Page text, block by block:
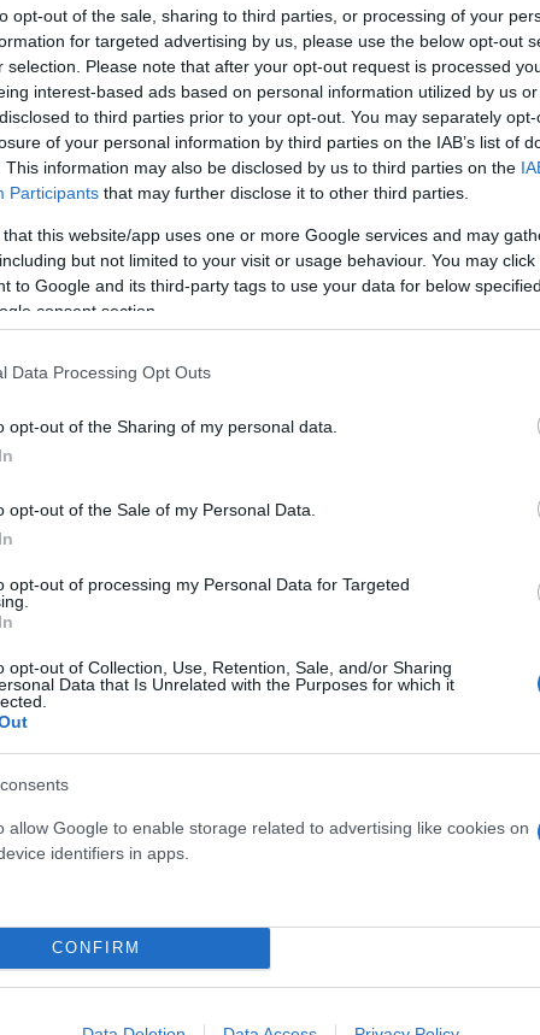
opt-out of the sale, sharing to third parties, or processing of your
for targeted advertising by us, please use the below opt-out
selection. Please note that after your opt-out request is processed
interest-based ads based on personal information utilized by us
to third parties prior to your opt-out. You may separately
of your personal information by third parties on the IAB’s list of
This information may also be disclosed by us to third parties on the
Participants that may further disclose it to other third parties.
that this website/app uses one or more Google services and may
but not limited to your visit or usage behaviour. You may
to Google and its third-party tags to use your data for below
consent section.
Data Processing Opt Outs
opt-out of the Sharing of my personal data.
opt-out of the Sale of my Personal Data.
opt-out of processing my Personal Data for Targeted
opt-out of Collection, Use, Retention, Sale, and/or Sharing
Data that Is Unrelated with the Purposes for which it
allow Google to enable storage related to advertising like cookies on
identifiers in apps.
CONFIRM
καιρό εκφράζουν την ανησυχία τους
της Αθήνας. Αυτή τη στιγμή κινδυνεύει το
του στην «προσπάθεια να διασωθούν» οι
την αξία τους κοινωνικά και
δύναμη να κάνουν ότι είναι απαραίτητο
ώστε να μπορέσουν να συνεχίσουν τη
καταλήγει ο Γιώργος Λάνθιμος.